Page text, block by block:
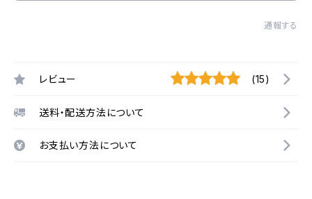
通報する
レビュー (15)
送料・配送方法について
お支払い方法について